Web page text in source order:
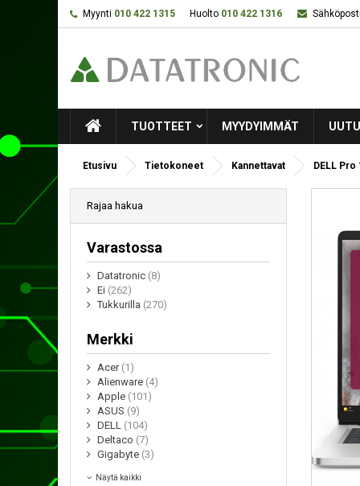
Myynti 010 422 1315 Huolto 010 422 1316
TUOTTEET MYYDYIMMÄT
Etusivu Tietokoneet Kannettavat DELL
Rajaa hakua
Varastossa
Datatronic (8)
Ei (262)
Tukkurilla (270)
Merkki
Acer (1)
Alienware (4)
Apple (101)
ASUS (9)
DELL (104)
Deltaco (7)
Gigabyte (3)
Näytä kaikki